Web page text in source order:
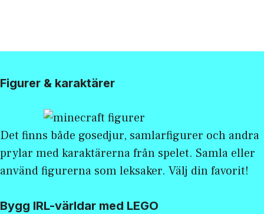
Figurer & karaktärer
Det finns både gosedjur, samlarfigurer och andra
prylar med karaktärerna från spelet. Samla eller
använd figurerna som leksaker. Välj din favorit!
Bygg IRL-världar med LEGO